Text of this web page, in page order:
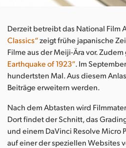
Derzeit betreibt das National Film
Classics“zeigt frühe japanische
Filme aus der Meiji-Ära vor.
Earthquake of 1923“. Im
hundertsten Mal. Aus diesem
Beiträge erweitern werden.
Nach dem Abtasten wird
Dort findet der Schnitt, das
und einem DaVinci Resolve Micro
auf einer der speziellen Websites